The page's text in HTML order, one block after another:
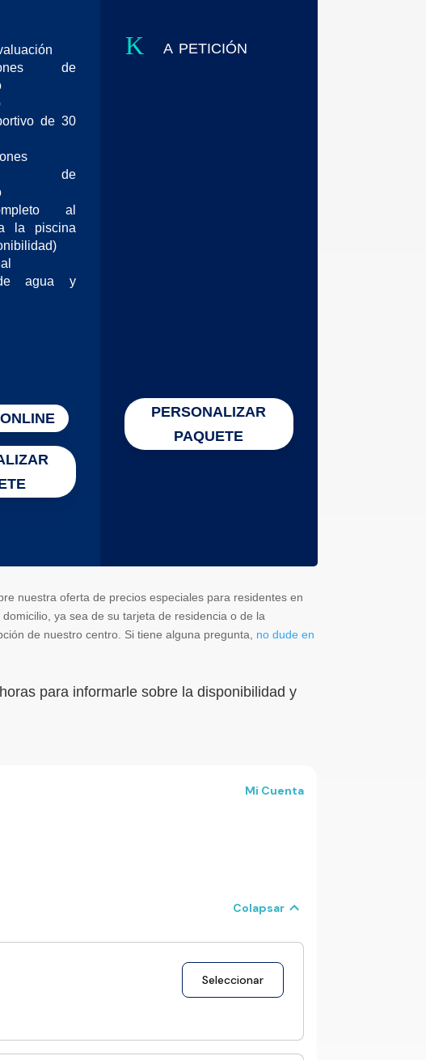
de
de 30
de
al
la piscina
agua y
K a petición
PERSONALIZAR
PAQUETE
nuestra oferta de precios especiales para residentes en
ya sea de su tarjeta de residencia o de la
de nuestro centro. Si tiene alguna pregunta, no dude en
para informarle sobre la disponibilidad y